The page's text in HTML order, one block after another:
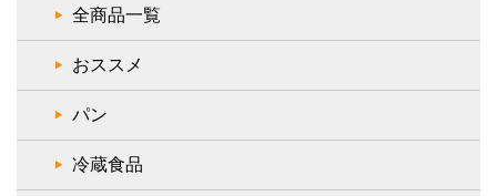
全商品一覧
おススメ
パン
冷蔵食品